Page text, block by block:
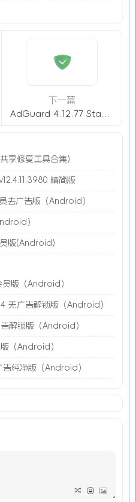
下一篇
享修复工具合集)
精简版
去广告版（Android）
）
版(Android)
员版（Android）
无广告解锁版（Android）
解锁版（Android）
（Android）
纯净版（Android）